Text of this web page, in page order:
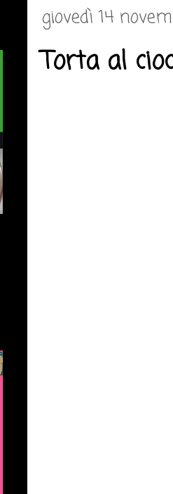
giovedì 14
Torta al